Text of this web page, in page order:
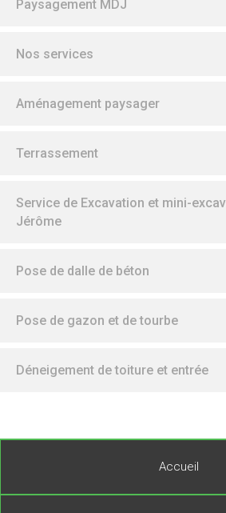
Paysagement MDJ
Nos services
Aménagement paysager
Terrassement
Service de Excavation et mini-
Jérôme
Pose de dalle de béton
Pose de gazon et de tourbe
Déneigement de toiture et entrée
Accueil